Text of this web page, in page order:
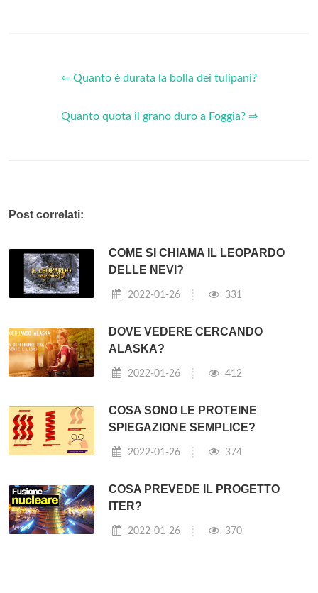
⇐ Quanto è durata la bolla dei tulipani?
Quanto quota il grano duro a Foggia? ⇒
Post correlati:
COME SI CHIAMA IL LEOPARDO
DELLE NEVI?
2022-01-26 331
DOVE VEDERE CERCANDO
ALASKA?
2022-01-26 412
COSA SONO LE PROTEINE
SPIEGAZIONE SEMPLICE?
2022-01-26 374
COSA PREVEDE IL PROGETTO
ITER?
2022-01-26 370